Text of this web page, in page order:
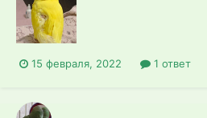
это может быть связано?
15 февраля, 2022 1 ответ